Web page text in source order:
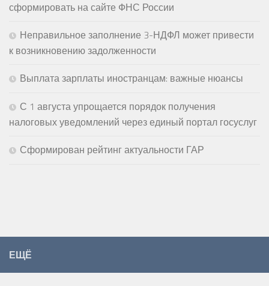
сформировать на сайте ФНС России
Неправильное заполнение 3-НДФЛ может привести
к возникновению задолженности
Выплата зарплаты иностранцам: важные нюансы
С 1 августа упрощается порядок получения
налоговых уведомлений через единый портал госуслуг
Сформирован рейтинг актуальности ГАР
ЕЩЁ